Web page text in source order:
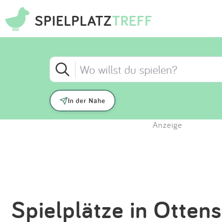
SPIELPLATZTREFF
In der Nähe
Anzeige
Spielplätze in